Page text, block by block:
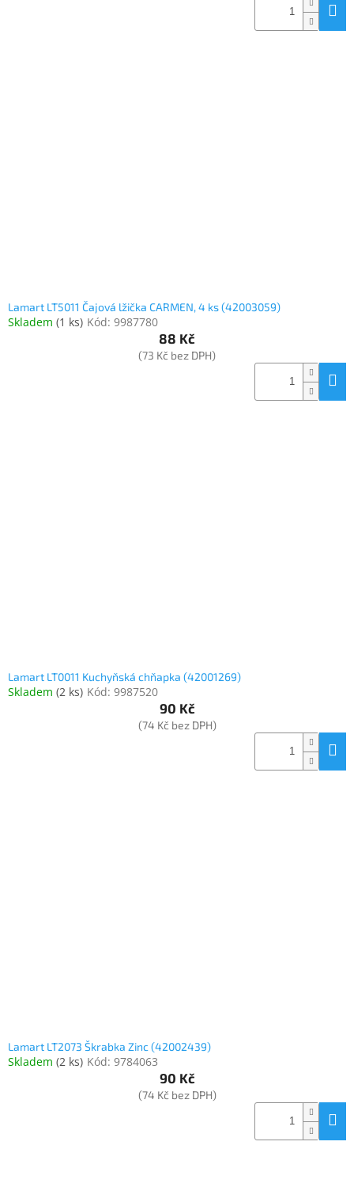
Lamart LT5011 Čajová lžička CARMEN, 4 ks (42003059)
Skladem (1 ks) Kód: 9987780
88 Kč
(73 Kč bez DPH)
Lamart LT0011 Kuchyňská chňapka (42001269)
Skladem (2 ks) Kód: 9987520
90 Kč
(74 Kč bez DPH)
Lamart LT2073 Škrabka Zinc (42002439)
Skladem (2 ks) Kód: 9784063
90 Kč
(74 Kč bez DPH)